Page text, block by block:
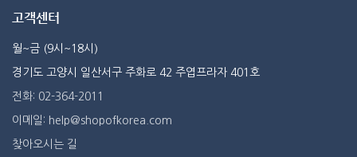
고객센터
월~금 (9시~18시)
경기도 고양시 일산서구 주화로 42 주엽프라자 401호
전화: 02-364-2011
이메일: help@shopofkorea.com
찾아오시는 길